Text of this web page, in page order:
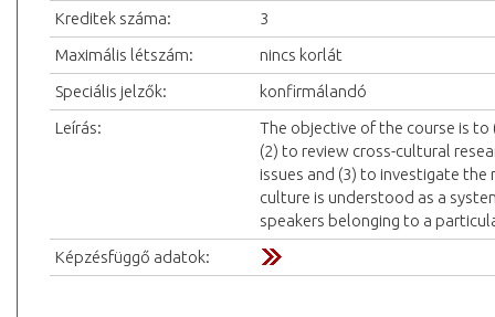
Kreditek száma:
3
Maximális létszám:
nincs korlát
Speciális jelzők:
konfirmálandó
Leírás:
The objective of the course is
(2) to review cross-cultural
issues and (3) to investigate
culture is understood as a
speakers belonging to a
Képzésfüggő adatok: